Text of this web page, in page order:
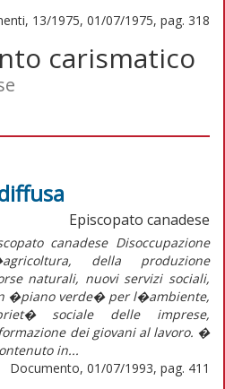
13/1975, 01/07/1975, pag. 318
carismatico
Episcopato canadese
canadese Disoccupazione
della produzione
naturali, nuovi servizi sociali,
�piano verde� per l�ambiente,
sociale delle imprese,
dei giovani al lavoro. �
in...
Documento, 01/07/1993, pag. 411